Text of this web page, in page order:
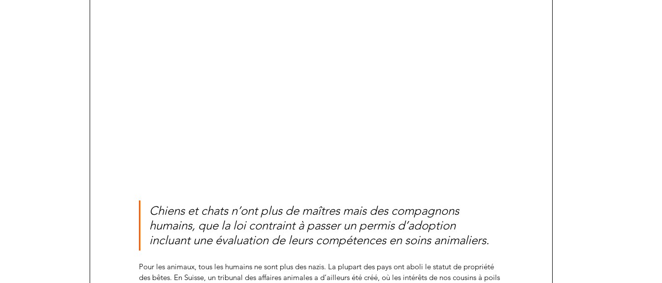
Chiens et chats n’ont plus de maîtres mais des compagnons
humains, que la loi contraint à passer un permis d’adoption
incluant une évaluation de leurs compétences en soins animaliers.
Pour les animaux, tous les humains ne sont plus des nazis. La plupart des pays ont aboli le statut de propriété
des bêtes. En Suisse, un tribunal des affaires animales a d’ailleurs été créé, où les intérêts de nos cousins à poils